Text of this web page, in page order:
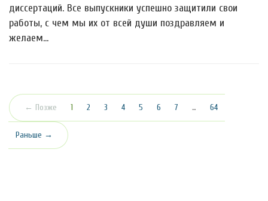
диссертаций. Все выпускники успешно защитили свои
работы, с чем мы их от всей души поздравляем и
желаем…
← Позже 1 (текущая)
2 3 4 5 6 7 … 64
Раньше →